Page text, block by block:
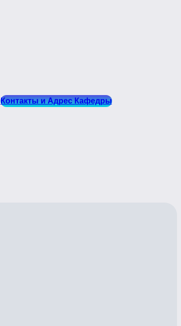
Контакты и Адрес Кафедры